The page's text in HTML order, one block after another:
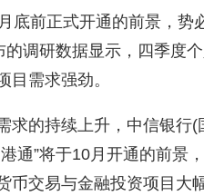
底前正式开通的前景，势
调研数据显示，四季度
目需求强劲。
求的持续上升，中信银行
通”将于10月开通的前景
币交易与金融投资项目大